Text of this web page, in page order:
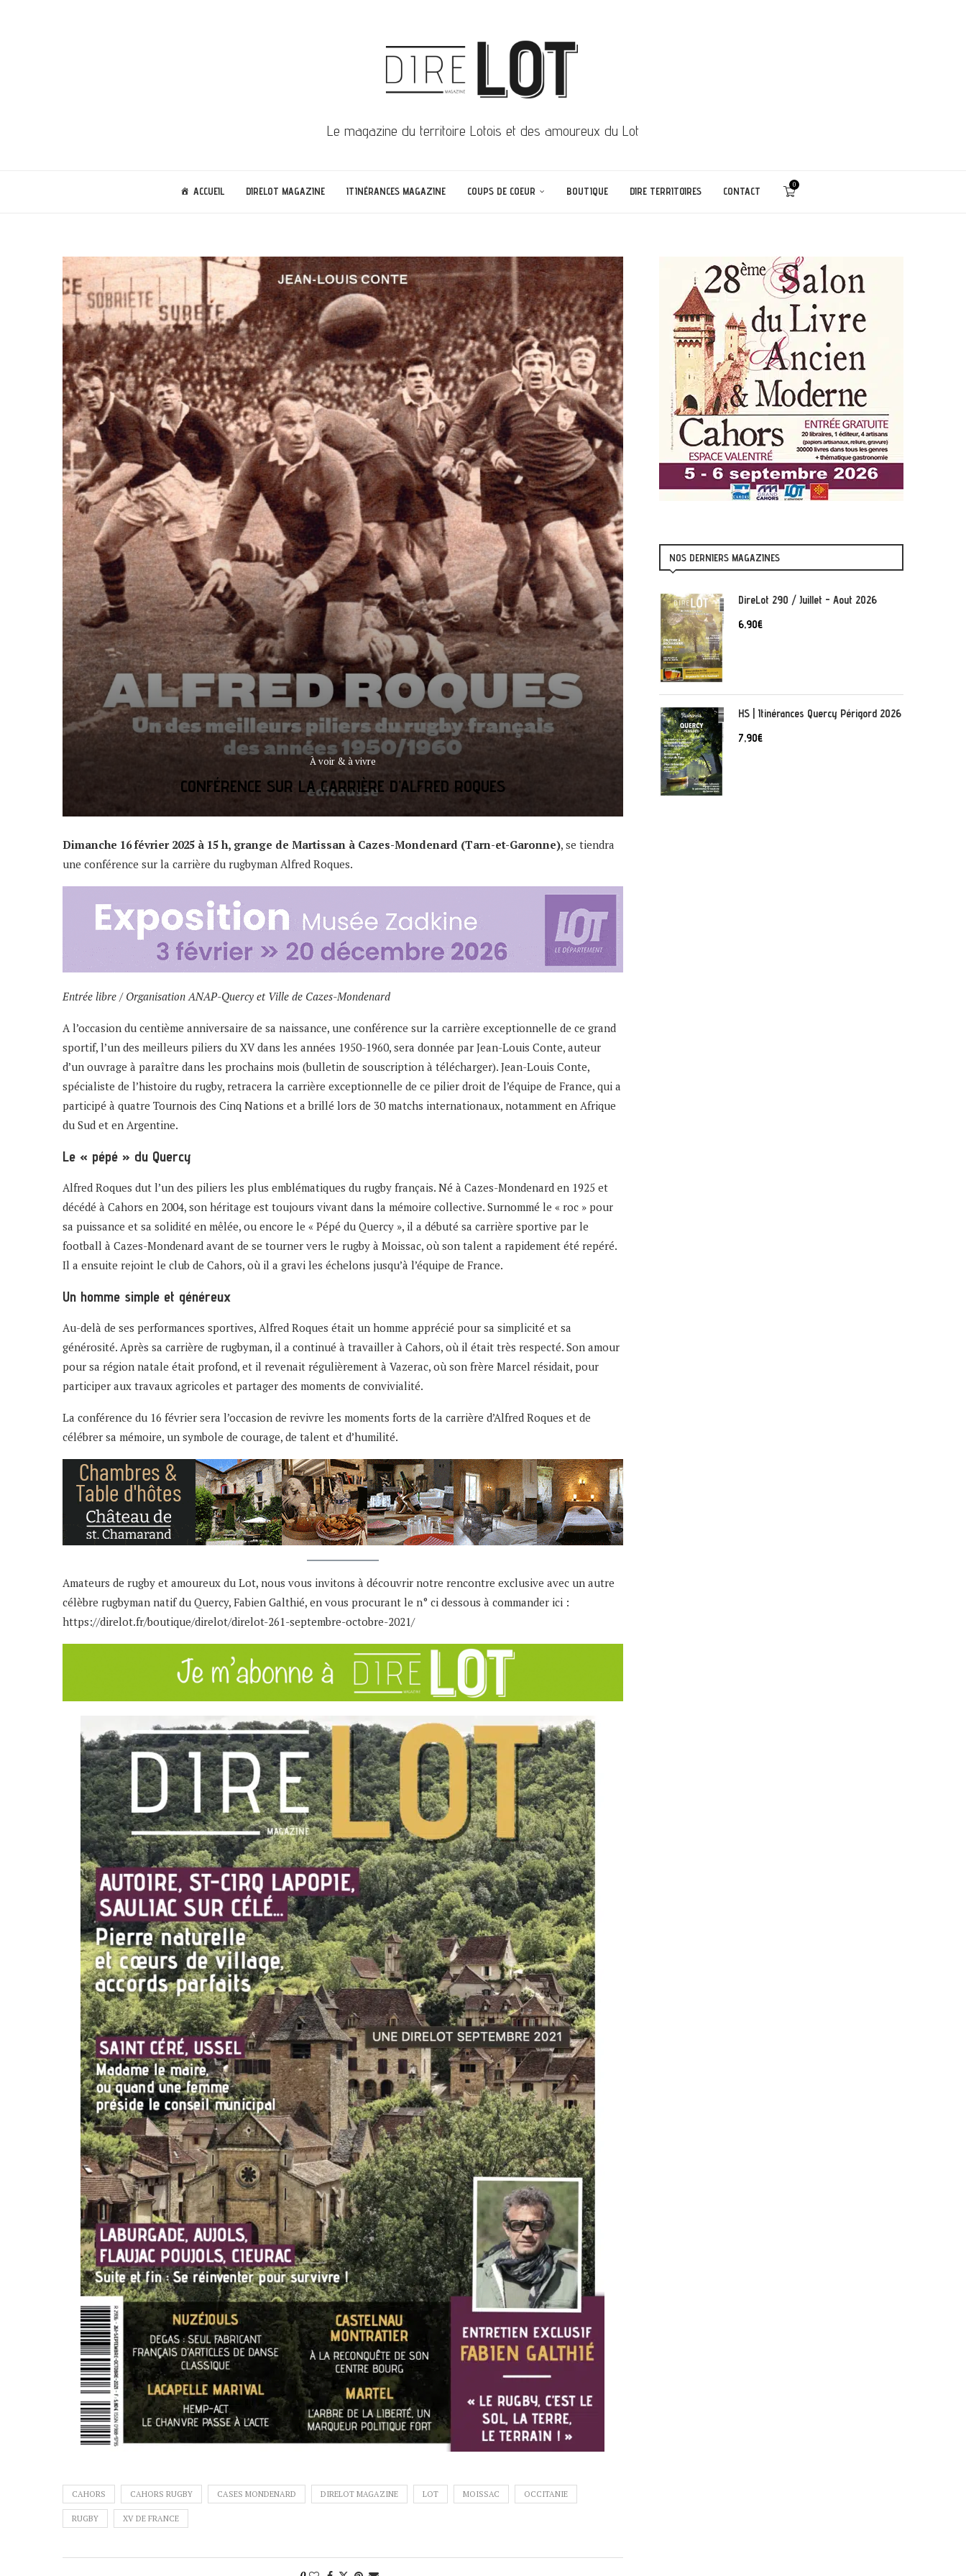
Le magazine du territoire Lotois et des amoureux du Lot
ACCUEIL DIRELOT MAGAZINE ITINÉRANCES MAGAZINE COUPS DE COEUR BOUTIQUE DIRE TERRITOIRES CONTACT
0
À voir & à vivre
CONFÉRENCE SUR LA CARRIÈRE D’ALFRED ROQUES
Dimanche 16 février 2025 à 15 h, grange de Martissan à Cazes-Mondenard (Tarn-et-Garonne), se tiendra
une conférence sur la carrière du rugbyman Alfred Roques.
Entrée libre / Organisation ANAP-Quercy et Ville de Cazes-Mondenard
A l’occasion du centième anniversaire de sa naissance, une conférence sur la carrière exceptionnelle de ce grand
sportif, l’un des meilleurs piliers du XV dans les années 1950-1960, sera donnée par Jean-Louis Conte, auteur
d’un ouvrage à paraître dans les prochains mois (bulletin de souscription à télécharger). Jean-Louis Conte,
spécialiste de l’histoire du rugby, retracera la carrière exceptionnelle de ce pilier droit de l’équipe de France, qui a
participé à quatre Tournois des Cinq Nations et a brillé lors de 30 matchs internationaux, notamment en Afrique
du Sud et en Argentine.
Le « pépé » du Quercy
Alfred Roques dut l’un des piliers les plus emblématiques du rugby français. Né à Cazes-Mondenard en 1925 et
décédé à Cahors en 2004, son héritage est toujours vivant dans la mémoire collective. Surnommé le « roc » pour
sa puissance et sa solidité en mêlée, ou encore le « Pépé du Quercy », il a débuté sa carrière sportive par le
football à Cazes-Mondenard avant de se tourner vers le rugby à Moissac, où son talent a rapidement été repéré.
Il a ensuite rejoint le club de Cahors, où il a gravi les échelons jusqu’à l’équipe de France.
Un homme simple et généreux
Au-delà de ses performances sportives, Alfred Roques était un homme apprécié pour sa simplicité et sa
générosité. Après sa carrière de rugbyman, il a continué à travailler à Cahors, où il était très respecté. Son amour
pour sa région natale était profond, et il revenait régulièrement à Vazerac, où son frère Marcel résidait, pour
participer aux travaux agricoles et partager des moments de convivialité.
La conférence du 16 février sera l’occasion de revivre les moments forts de la carrière d’Alfred Roques et de
célébrer sa mémoire, un symbole de courage, de talent et d’humilité.
Amateurs de rugby et amoureux du Lot, nous vous invitons à découvrir notre rencontre exclusive avec un autre
célèbre rugbyman natif du Quercy, Fabien Galthié, en vous procurant le n° ci dessous à commander ici :
https://direlot.fr/boutique/direlot/direlot-261-septembre-octobre-2021/
CAHORS CAHORS RUGBY CASES MONDENARD DIRELOT MAGAZINE LOT MOISSAC OCCITANIE
RUGBY XV DE FRANCE
NOS DERNIERS MAGAZINES
DireLot 290 / Juillet - Aout 2026
6,90€
HS | Itinérances Quercy Périgord 2026
7,90€